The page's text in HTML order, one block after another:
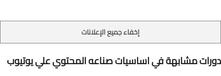
إخفاء جميع الإعلانات
دورات مشابهة في اساسيات صناعه المحتوي علي يوتيوب